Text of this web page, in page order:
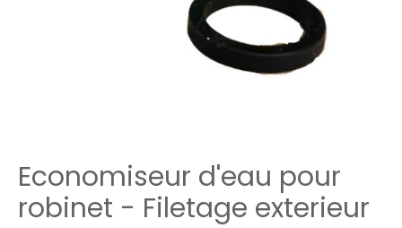
Economiseur d'eau pour
robinet - Filetage exterieur